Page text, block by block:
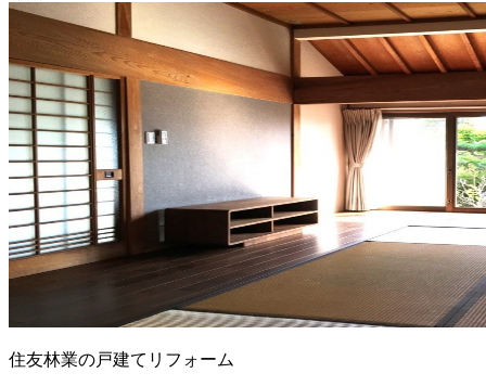
住友林業の戸建てリフォーム